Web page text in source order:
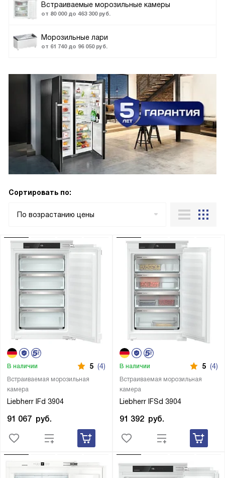
Встраиваемые морозильные камеры
от 80 000 до 463 300 руб.
Морозильные лари
от 61 740 до 96 050 руб.
Сортировать по:
По возрастанию цены
Встраиваемая морозильная
камера
Liebherr IFd 3904
В наличии 5 (4)
91 067 руб.
Встраиваемая морозильная
камера
Liebherr IFSd 3904
В наличии 5 (4)
91 392 руб.